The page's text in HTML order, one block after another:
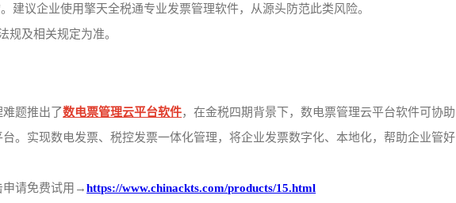
建议企业使用擎天全税通专业发票管理软件，从源头防范此类风险。
规及相关规定为准。
难题推出了数电票管理云平台软件，在金税四期背景下，数电票管理云平台软件可协助
。实现数电发票、税控发票一体化管理，将企业发票数字化、本地化，帮助企业管好
申请免费试用→https://www.chinackts.com/products/15.html